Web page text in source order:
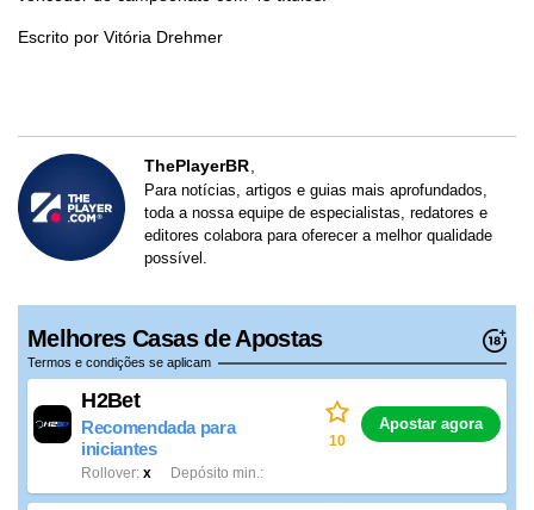
Escrito por Vitória Drehmer
ThePlayerBR
Para notícias, artigos e guias mais aprofundados,
toda a nossa equipe de especialistas, redatores e
editores colabora para oferecer a melhor qualidade
possível.
Melhores Casas de Apostas
Termos e condições se aplicam
H2Bet
Recomendada para
iniciantes
x
Rollover Depósito min.
10
Apostar agora